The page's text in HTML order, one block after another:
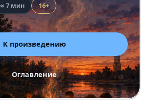
≈ 7 мин 16+
К произведению
Оглавление